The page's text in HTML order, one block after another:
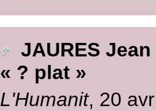
JAURES Jean
« ? plat »
L'Humanit, 20